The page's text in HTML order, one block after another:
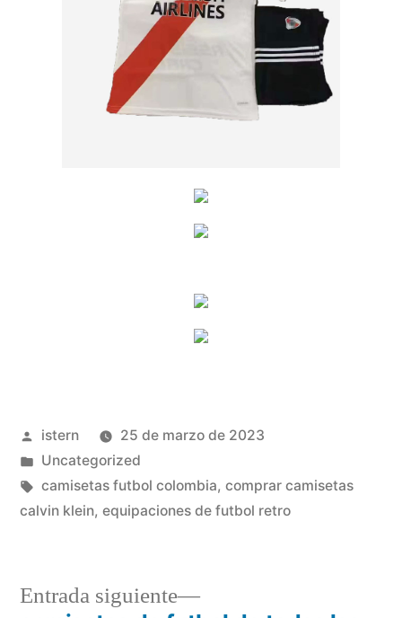
Publicado
por
istern
25 de marzo de 2023
Publicado
en
Uncategorized
Etiquetas:
camisetas futbol colombia, comprar camisetas
calvin klein, equipaciones de futbol retro
Entrada siguiente
Entrada